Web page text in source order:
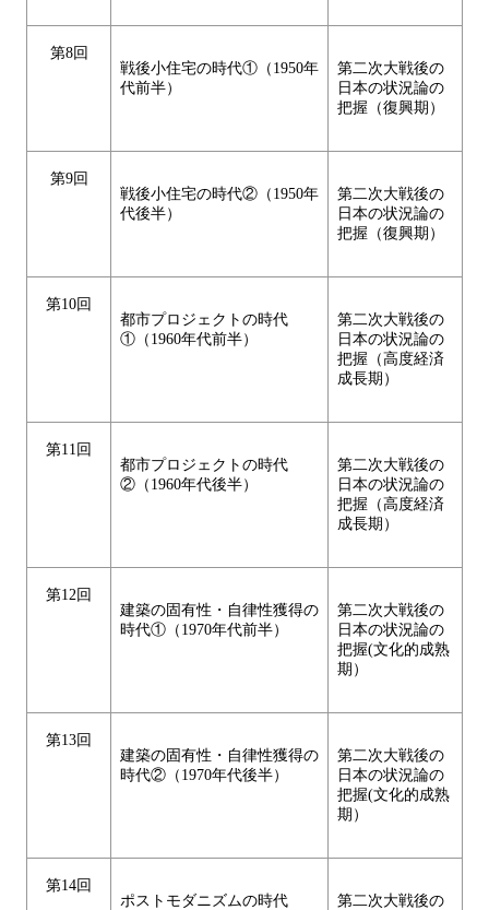
第8回
戦後小住宅の時代①（1950年
代前半）
第二次大戦後の
日本の状況論の
把握（復興期）
第9回
戦後小住宅の時代②（1950年
代後半）
第二次大戦後の
日本の状況論の
把握（復興期）
第10回
都市プロジェクトの時代
①（1960年代前半）
第二次大戦後の
日本の状況論の
把握（高度経済
成長期）
第11回
都市プロジェクトの時代
②（1960年代後半）
第二次大戦後の
日本の状況論の
把握（高度経済
成長期）
第12回
建築の固有性・自律性獲得の
時代①（1970年代前半）
第二次大戦後の
日本の状況論の
把握(文化的成熟
期）
第13回
建築の固有性・自律性獲得の
時代②（1970年代後半）
第二次大戦後の
日本の状況論の
把握(文化的成熟
期）
第14回
ポストモダニズムの時代
第二次大戦後の